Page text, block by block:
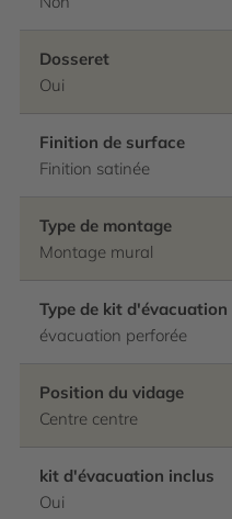
Dosseret
Oui
Finition de surface
Finition satinée
Type de montage
Montage mural
Type de kit d'évacuation
évacuation perforée
Position du vidage
Centre centre
kit d'évacuation inclus
Oui